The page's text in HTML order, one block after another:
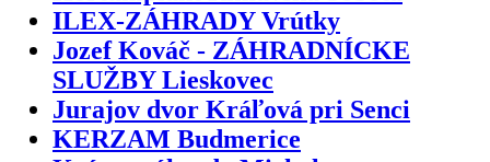
ILEX-ZÁHRADY Vrútky
Jozef Kováč - ZÁHRADNÍCKE
SLUŽBY Lieskovec
Jurajov dvor Kráľová pri Senci
KERZAM Budmerice